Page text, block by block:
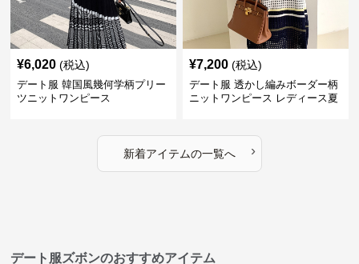
¥6,020 (税込)
デート服 韓国風幾何学柄プリー
ツニットワンピース
¥7,200 (税込)
デート服 透かし編みボーダー柄
ニットワンピース レディース夏
新着アイテムの一覧へ ›
デート服ズボンのおすすめアイテム